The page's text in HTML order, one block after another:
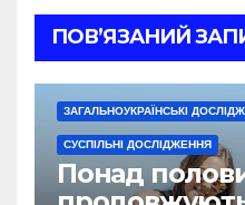
ПОВ’ЯЗАНИЙ
ЗАГАЛЬНОУКРАЇНСЬКІ
СУСПІЛЬНІ ДОСЛІДЖЕННЯ
Понад